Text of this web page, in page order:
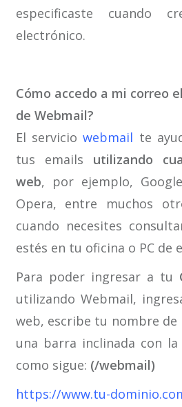
especificaste cuando
electrónico.
Cómo accedo a mi correo
de Webmail?
El serviciowebmail te
tus emails utilizando
web, por ejemplo,
Opera, entre muchos
cuando necesites
estés en tu oficina o PC de
Para poder ingresar a tu
utilizando Webmail,
web, escribe tu nombre de
una barra inclinada con la
como sigue: (/webmail)
https://www.tu-